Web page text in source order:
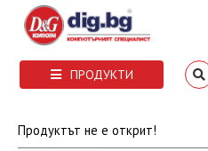
ПРОДУКТИ
Продуктът не е открит!